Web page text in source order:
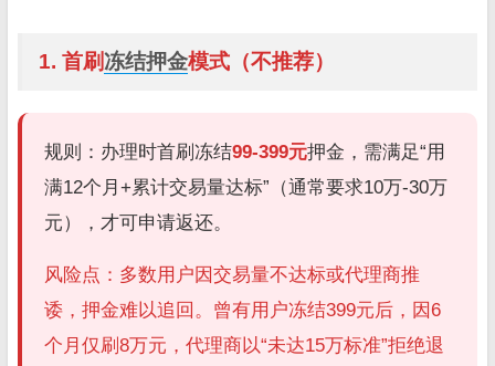
1. 首刷冻结押金模式（不推荐）
规则：办理时首刷冻结99-399元押金，需满足“用
满12个月+累计交易量达标”（通常要求10万-30万
元），才可申请返还。
风险点：多数用户因交易量不达标或代理商推
诿，押金难以追回。曾有用户冻结399元后，因6
个月仅刷8万元，代理商以“未达15万标准”拒绝退